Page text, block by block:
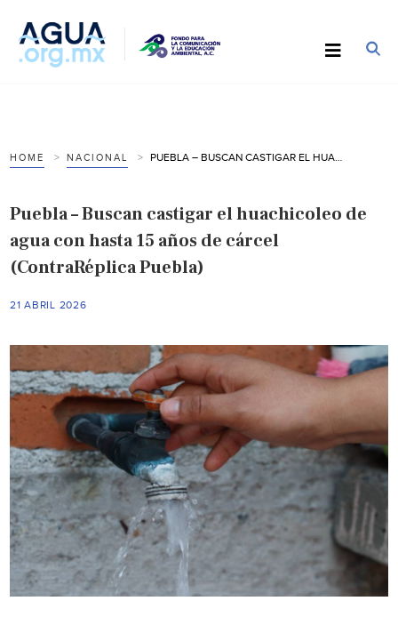
HOME NACIONAL
Puebla – Buscan castigar el huachicoleo de
agua con hasta 15 años de cárcel
(ContraRéplica Puebla)
21 ABRIL 2026